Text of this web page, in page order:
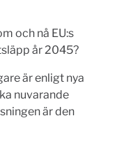
och nå EU:s
år 2045?
är enligt nya
nuvarande
är den